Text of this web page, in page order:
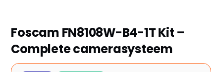
Foscam FN8108W-B4-1T Kit –
Complete camerasysteem